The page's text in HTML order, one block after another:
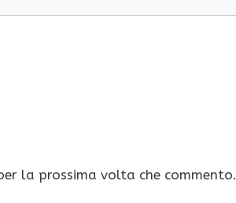
la prossima volta che commento.